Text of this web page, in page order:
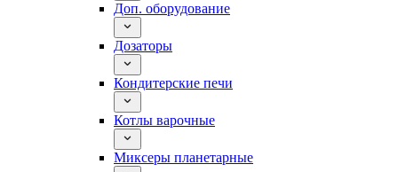
Доп. оборудование
Дозаторы
Кондитерские печи
Котлы варочные
Миксеры планетарные